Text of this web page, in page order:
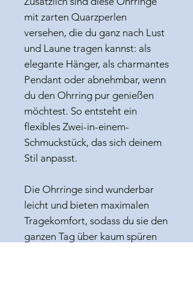
mit zarten Quarzperlen
versehen, die du ganz nach Lust
und Laune tragen kannst: als
elegante Hänger, als charmantes
Pendant oder abnehmbar, wenn
du den Ohrring pur genießen
möchtest. So entsteht ein
flexibles Zwei-in-einem-
Schmuckstück, das sich deinem
Stil anpasst.
Die Ohrringe sind wunderbar
leicht und bieten maximalen
Tragekomfort, sodass du sie den
ganzen Tag über kaum spüren